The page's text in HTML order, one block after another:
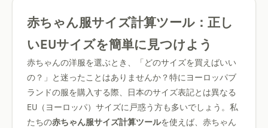
赤ちゃん服サイズ計算ツール：正し
いEUサイズを簡単に見つけよう
赤ちゃんの洋服を選ぶとき、「どのサイズを買えばいい
の？」と迷ったことはありませんか？特にヨーロッパブ
ランドの服を購入する際、日本のサイズ表記とは異なる
EU（ヨーロッパ）サイズに戸惑う方も多いでしょう。私
たちの赤ちゃん服サイズ計算ツールを使えば、赤ちゃん